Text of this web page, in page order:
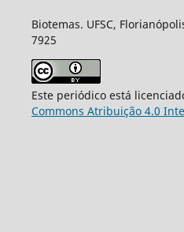
Biotemas. UFSC,
7925
Este periódico está
Commons Atribuição 4.0